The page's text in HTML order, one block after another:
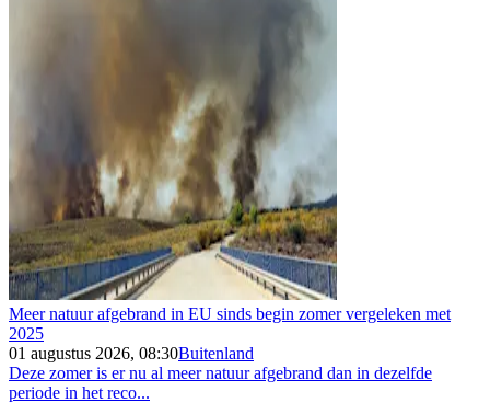
Meer natuur afgebrand in EU sinds begin zomer vergeleken met
2025
01 augustus 2026, 08:30Buitenland
Deze zomer is er nu al meer natuur afgebrand dan in dezelfde
periode in het reco...